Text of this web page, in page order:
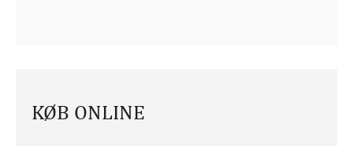
KØB ONLINE